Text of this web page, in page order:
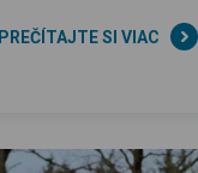
PREČÍTAJTE SI VIAC